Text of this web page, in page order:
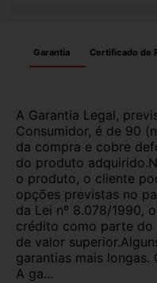
Garantia Certificado de
A Garantia Legal,
Consumidor, é de 90
da compra e cobre
do produto
o produto, o cliente
opções previstas no
da Lei nº 8.078/1990,
crédito como parte
de valor
garantias mais longas.
A ga...